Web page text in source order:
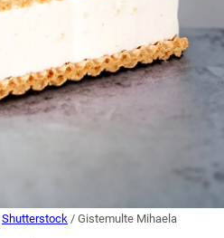
Shutterstock / Gistemulte Mihaela